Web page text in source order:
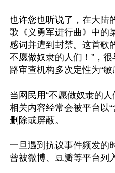
也许您也听说了，在大陆
歌《义勇军进行曲》中的
感词并遭到封禁。这首歌
不愿做奴隶的人们！”，
路审查机构多次定性为“敏
当网民用“不愿做奴隶的
相关内容经常会被平台以
删除或屏蔽。
一旦遇到抗议事件频发的
曾被微博、豆瓣等平台列